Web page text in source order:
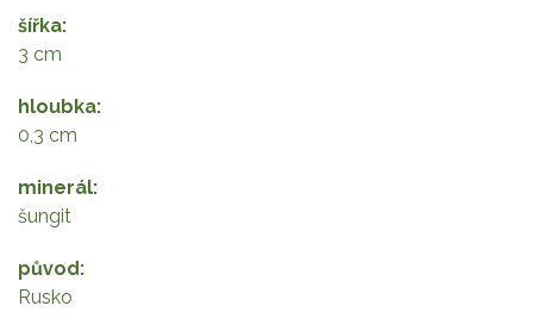
šířka
3 cm
hloubka
0,3 cm
minerál
šungit
původ
Rusko